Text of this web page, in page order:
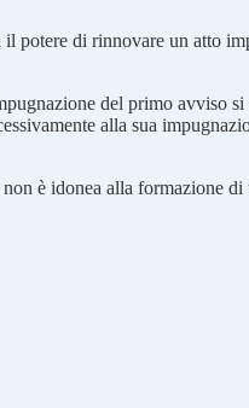
potere di rinnovare un atto
del primo avviso
alla sua
è idonea alla formazione